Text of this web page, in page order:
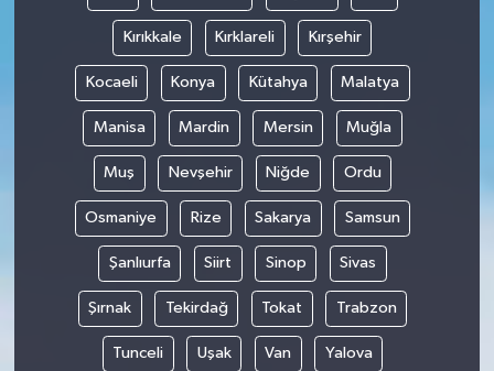
Kırıkkale Kırklareli Kırşehir
Kocaeli Konya Kütahya Malatya
Manisa Mardin Mersin Muğla
Muş Nevşehir Niğde Ordu
Osmaniye Rize Sakarya Samsun
Şanlıurfa Siirt Sinop Sivas
Şırnak Tekirdağ Tokat Trabzon
Tunceli Uşak Van Yalova